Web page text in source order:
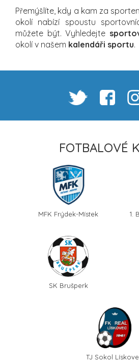
Přemýšlíte, kdy a kam za
okolí nabízí spoustu
můžete být. Vyhledejte
okolí v našem kalendáři sportu.
FOTBALOVÉ
MFK Frýdek-Místek
1.
SK Brušperk
TJ Sokol